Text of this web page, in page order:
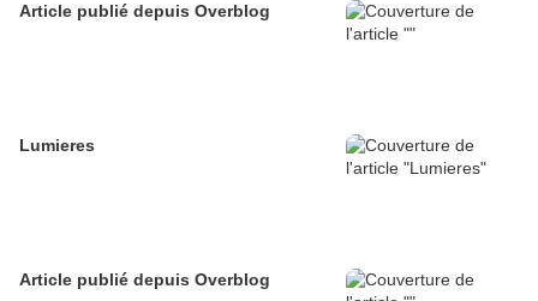
Article publié depuis Overblog
Lumieres
Article publié depuis Overblog